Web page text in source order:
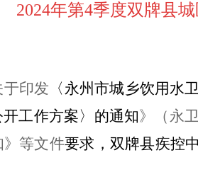
2024年第4季度双牌县
印发 〈 永州市城乡饮用水
工作方案〉的通知》（永
等文件要求， 双牌县疾控